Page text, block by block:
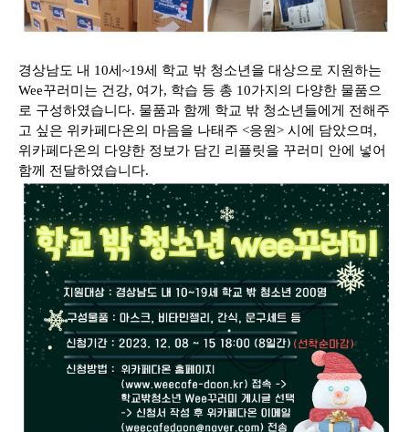
경상남도 내 10세~19세 학교 밖 청소년을 대상으로 지원하는
Wee꾸러미는 건강, 여가, 학습 등 총 10가지의 다양한 물품으
로 구성하였습니다. 물품과 함께 학교 밖 청소년들에게 전해주
고 싶은 위카페다온의 마음을 나태주 <응원> 시에 담았으며,
위카페다온의 다양한 정보가 담긴 리플릿을 꾸러미 안에 넣어
함께 전달하였습니다.